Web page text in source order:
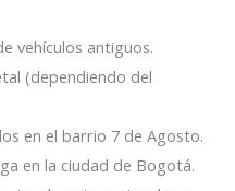
vehículos antiguos.
(dependiendo del
en el barrio 7 de Agosto.
en la ciudad de Bogotá.